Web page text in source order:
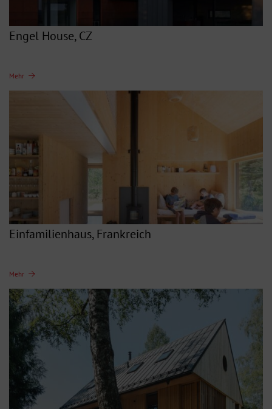
Engel House, CZ
Mehr
Einfamilienhaus, Frankreich
Mehr